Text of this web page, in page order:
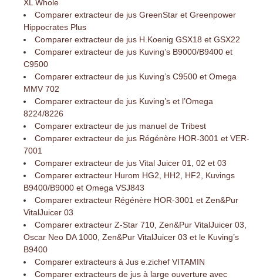
XL Whole
Comparer extracteur de jus GreenStar et Greenpower
Hippocrates Plus
Comparer extracteur de jus H.Koenig GSX18 et GSX22
Comparer extracteur de jus Kuving’s B9000/B9400 et
C9500
Comparer extracteur de jus Kuving’s C9500 et Omega
MMV 702
Comparer extracteur de jus Kuving’s et l’Omega
8224/8226
Comparer extracteur de jus manuel de Tribest
Comparer extracteur de jus Régénère HOR-3001 et VER-
7001
Comparer extracteur de jus Vital Juicer 01, 02 et 03
Comparer extracteur Hurom HG2, HH2, HF2, Kuvings
B9400/B9000 et Omega VSJ843
Comparer extracteur Régénère HOR-3001 et Zen&Pur
VitalJuicer 03
Comparer extracteur Z-Star 710, Zen&Pur VitalJuicer 03,
Oscar Neo DA 1000, Zen&Pur VitalJuicer 03 et le Kuving’s
B9400
Comparer extracteurs à Jus e.zichef VITAMIN
Comparer extracteurs de jus à large ouverture avec